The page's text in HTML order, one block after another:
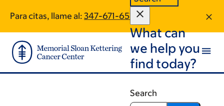
main
content
footer
Para citas, llame al: 347-671-6513
What can
we help you
find today?
Search